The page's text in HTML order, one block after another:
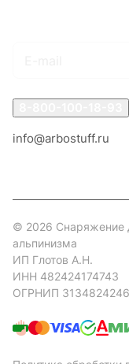
info@arbostuff.ru
© 2026 Снаряжение
альпинизма
ИП Глотов А.Н.
ИНН 482424174743
ОГРНИП